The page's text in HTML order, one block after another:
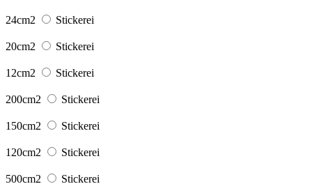
24cm2 Stickerei
20cm2 Stickerei
12cm2 Stickerei
200cm2 Stickerei
150cm2 Stickerei
120cm2 Stickerei
500cm2 Stickerei